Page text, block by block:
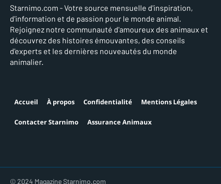
Starnimo.com - Votre source mensuelle d'inspiration,
d'information et de passion pour le monde animal.
Rejoignez notre communauté d'amoureux des animaux et
découvrez des histoires émouvantes, des conseils
d'experts et les dernières nouveautés du monde
animalier.
Accueil À propos Confidentialité Mentions Légales
Contacter Starnimo Assurance Animaux
© 2024 Magazine Starnimo.com